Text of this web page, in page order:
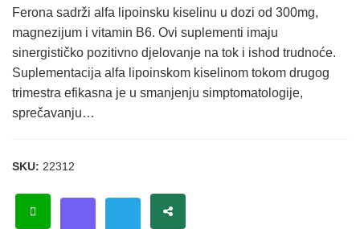
Ferona sadrži alfa lipoinsku kiselinu u dozi od 300mg,
magnezijum i vitamin B6. Ovi suplementi imaju
sinergističko pozitivno djelovanje na tok i ishod trudnoće.
Suplementacija alfa lipoinskom kiselinom tokom drugog
trimestra efikasna je u smanjenju simptomatologije,
sprečavanju…
SKU: 22312